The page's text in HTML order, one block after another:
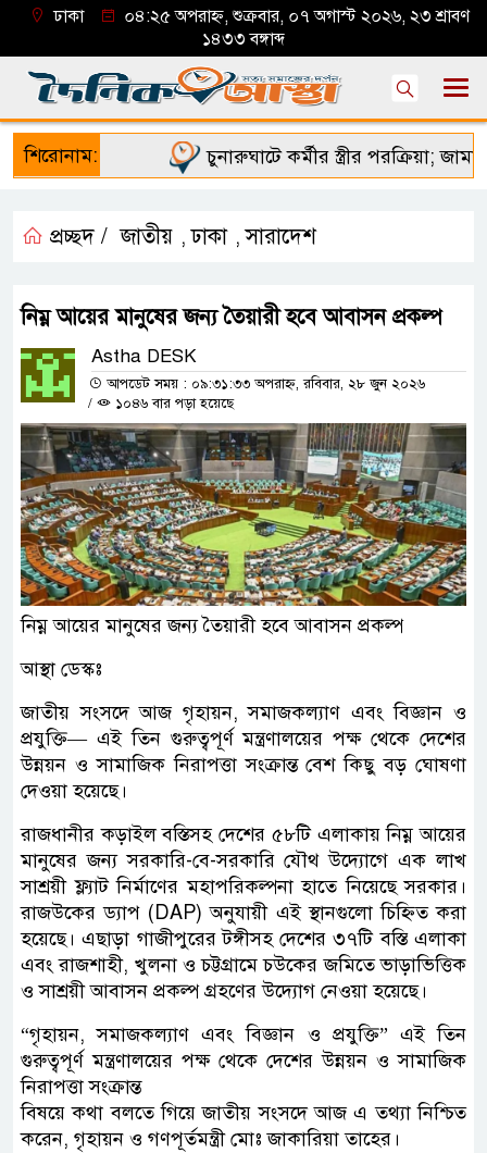
ঢাকা
০৪:২৫ অপরাহ্ন, শুক্রবার, ০৭ অগাস্ট ২০২৬, ২৩ শ্রাবণ
১৪৩৩ বঙ্গাব্দ
শিরোনাম: চুনারুঘাটে কর্মীর স্ত্রীর পরক্রিয়া;
প্রচ্ছদ / জাতীয় ,ঢাকা ,সারাদেশ
নিম্ন আয়ের মানুষের জন্য তৈয়ারী হবে আবাসন প্রকল্প
Astha DESK
আপডেট সময় : ০৯:৩১:৩৩ অপরাহ্ন, রবিবার, ২৮ জুন ২০২৬
/
১০৪৬ বার পড়া হয়েছে
নিম্ন আয়ের মানুষের জন্য তৈয়ারী হবে আবাসন প্রকল্প
আস্থা ডেস্কঃ
জাতীয় সংসদে আজ গৃহায়ন, সমাজকল্যাণ এবং বিজ্ঞান ও
প্রযুক্তি— এই তিন গুরুত্বপূর্ণ মন্ত্রণালয়ের পক্ষ থেকে দেশের
উন্নয়ন ও সামাজিক নিরাপত্তা সংক্রান্ত বেশ কিছু বড় ঘোষণা
দেওয়া হয়েছে।
রাজধানীর কড়াইল বস্তিসহ দেশের ৫৮টি এলাকায় নিম্ন আয়ের
মানুষের জন্য সরকারি-বে-সরকারি যৌথ উদ্যোগে এক লাখ
সাশ্রয়ী ফ্ল্যাট নির্মাণের মহাপরিকল্পনা হাতে নিয়েছে সরকার।
রাজউকের ড্যাপ (DAP) অনুযায়ী এই স্থানগুলো চিহ্নিত করা
হয়েছে। এছাড়া গাজীপুরের টঙ্গীসহ দেশের ৩৭টি বস্তি এলাকা
এবং রাজশাহী, খুলনা ও চট্টগ্রামে চউকের জমিতে ভাড়াভিত্তিক
ও সাশ্রয়ী আবাসন প্রকল্প গ্রহণের উদ্যোগ নেওয়া হয়েছে।
“গৃহায়ন, সমাজকল্যাণ এবং বিজ্ঞান ও প্রযুক্তি” এই তিন
গুরুত্বপূর্ণ মন্ত্রণালয়ের পক্ষ থেকে দেশের উন্নয়ন ও সামাজিক
নিরাপত্তা সংক্রান্ত
বিষয়ে কথা বলতে গিয়ে জাতীয় সংসদে আজ এ তথ্যা নিশ্চিত
করেন, গৃহায়ন ও গণপূর্তমন্ত্রী মোঃ জাকারিয়া তাহের।